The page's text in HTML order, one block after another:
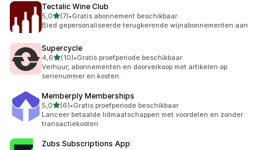
Tectalic Wine Club
5,0van 5 sterren
(7)
7 recensies in totaal
•Gratis abonnement beschikbaar
Bied gepersonaliseerde terugkerende wijnabonnementen aan
Supercycle
4,6van 5 sterren
(10)
10 recensies in totaal
•Gratis proefperiode beschikbaar
Verhuur, abonnementen en doorverkoop met artikelen op
serienummer en kosten.
Memberply Memberships
5,0van 5 sterren
(6)
6 recensies in totaal
•Gratis proefperiode beschikbaar
Lanceer betaalde lidmaatschappen met voordelen en zonder
transactiekosten
Zubs Subscriptions App